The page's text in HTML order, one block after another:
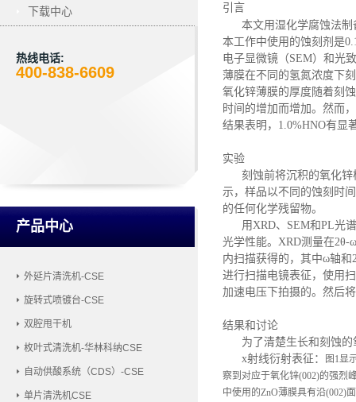
下载中心
热线电话:
400-838-6609
产品中心
外延片清洗机-CSE
旋转式喷镀台-CSE
双腔甩干机
枚叶式清洗机-华林科纳CSE
自动供酸系统（CDS）-CSE
单片清洗机CSE
引言
本文用湿化学腐蚀法制
本工作中使用的蚀刻剂是
电子显微镜（SEM）和光
薄膜在不同的氢氮浓度下
氧化锌薄膜的厚度随着刻
时间的增加而增加。然而
结果表明，1.0%HNO有显
实验
刻蚀前将沉积的氧化锌
示，样品以不同的蚀刻时
的任何化学残留物。
用 XRD、SEM和PL光
光学性能。XRD测量在2θ-
内扫描获得的，其中ω轴
进行扫描电镜表征，使用
加速电压下拍摄的。然后
结果和讨论
为了清楚生长和刻蚀
x射线衍射表征：
图 1显
察到对应于氧化锌(002)的强烈
中使用的ZnO薄膜具有沿(002)